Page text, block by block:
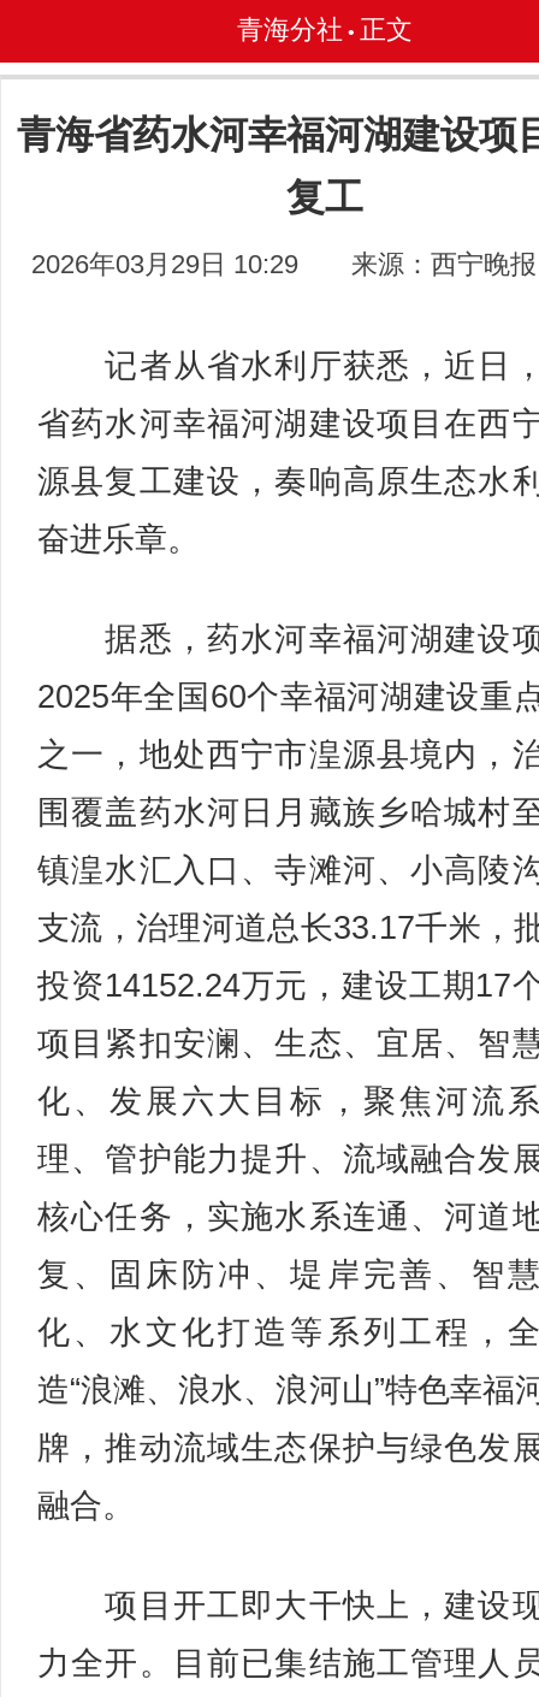
青海分社 • 正文
青海省药水河幸福河湖建设项
复工
2026年03月29日 10:29 来源：西宁晚报
记者从省水利厅获悉，近日
省药水河幸福河湖建设项目在西
源县复工建设，奏响高原生态水
奋进乐章。
据悉，药水河幸福河湖建设
2025年全国60个幸福河湖建设重
之一，地处西宁市湟源县境内，
围覆盖药水河日月藏族乡哈城村
镇湟水汇入口、寺滩河、小高陵
支流，治理河道总长33.17千米，
投资14152.24万元，建设工期17
项目紧扣安澜、生态、宜居、智
化、发展六大目标，聚焦河流
理、管护能力提升、流域融合发
核心任务，实施水系连通、河道
复、固床防冲、堤岸完善、智
化、水文化打造等系列工程，
造“浪滩、浪水、浪河山”特色幸福
牌，推动流域生态保护与绿色发
融合。
项目开工即大干快上，建设
力全开。目前已集结施工管理人